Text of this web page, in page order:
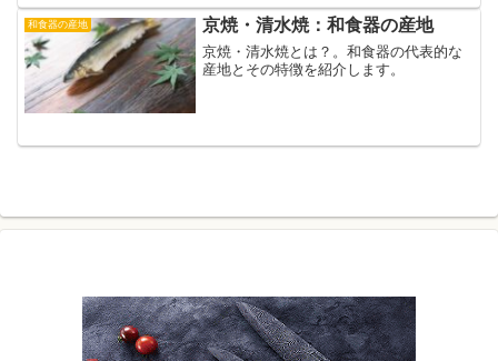
和食器の産地 京焼・清水焼：和食器の産地
京焼・清水焼とは？。和食器の代表的な
産地とその特徴を紹介します。